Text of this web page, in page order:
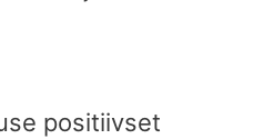
positiivset